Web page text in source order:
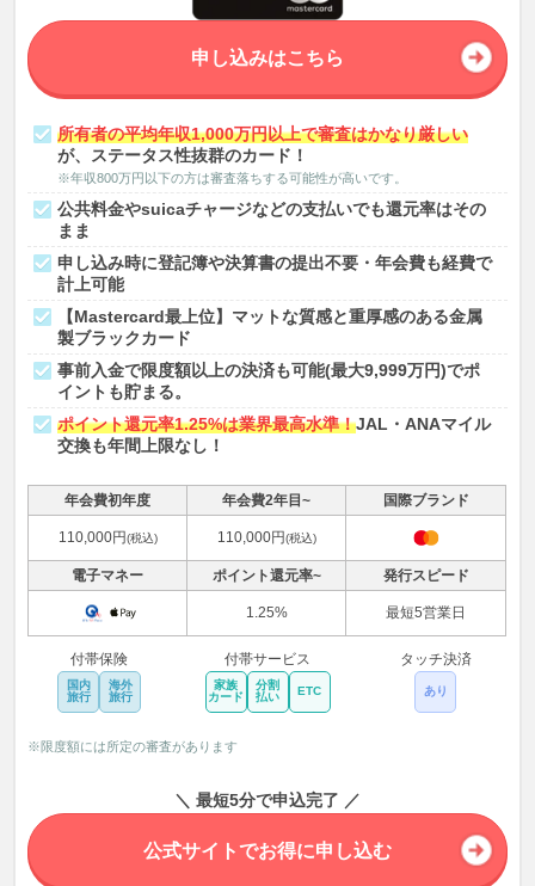
所有者の平均年収1,000万円以上で審査はかなり厳しい
が、ステータス性抜群のカード！
※年収800万円以下の方は審査落ちする可能性が高いです。
公共料金やsuicaチャージなどの支払いでも還元率はその
まま
申し込み時に登記簿や決算書の提出不要・年会費も経費で
計上可能
【Mastercard最上位】マットな質感と重厚感のある金属
製ブラックカード
事前入金で限度額以上の決済も可能(最大9,999万円)でポ
イントも貯まる。
ポイント還元率1.25%は業界最高水準！JAL・ANAマイル
交換も年間上限なし！
申し込みはこちら
年会費初年度 年会費2年目~ 国際ブランド
110,000円(税込) 110,000円(税込)
電子マネー ポイント還元率~ 発行スピード
1.25% 最短5営業日
付帯保険
国内
旅行
海外
旅行
付帯サービス
家族
カード
分割
払い
ETC
タッチ決済
あり
※限度額には所定の審査があります
＼ 最短5分で申込完了 ／
公式サイトでお得に申し込む